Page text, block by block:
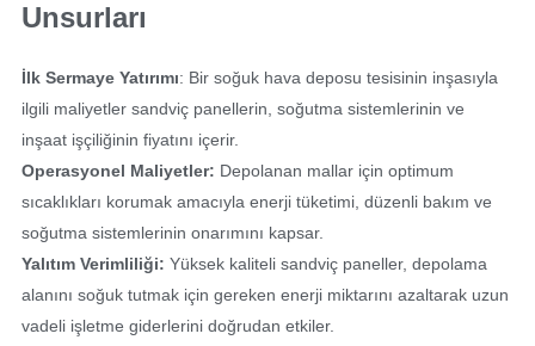
Unsurları
İlk Sermaye Yatırımı: Bir soğuk hava deposu tesisinin inşasıyla
ilgili maliyetler sandviç panellerin, soğutma sistemlerinin ve
inşaat işçiliğinin fiyatını içerir.
Operasyonel Maliyetler: Depolanan mallar için optimum
sıcaklıkları korumak amacıyla enerji tüketimi, düzenli bakım ve
soğutma sistemlerinin onarımını kapsar.
Yalıtım Verimliliği: Yüksek kaliteli sandviç paneller, depolama
alanını soğuk tutmak için gereken enerji miktarını azaltarak uzun
vadeli işletme giderlerini doğrudan etkiler.